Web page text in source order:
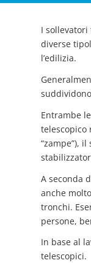
I
diverse
l’edilizia.
Entrambe
telescopico
“zampe”),
A seconda
anche
tronchi.
persone,
In base al
telescopici.